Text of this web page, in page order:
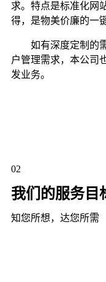
求。特点是标准化网
得，是物美价廉的一
如有深度定制的需
户管理需求，本公司
发业务。
02
我们的服务目
知您所想，达您所需